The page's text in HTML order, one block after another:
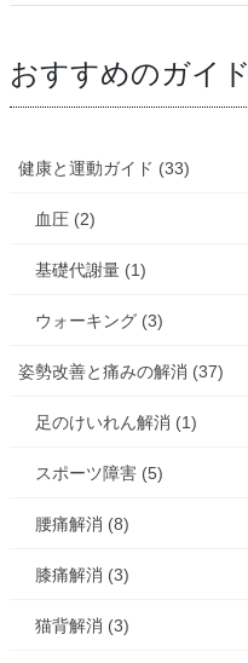
おすすめのガイド
健康と運動ガイド (33)
血圧 (2)
基礎代謝量 (1)
ウォーキング (3)
姿勢改善と痛みの解消 (37)
足のけいれん解消 (1)
スポーツ障害 (5)
腰痛解消 (8)
膝痛解消 (3)
猫背解消 (3)